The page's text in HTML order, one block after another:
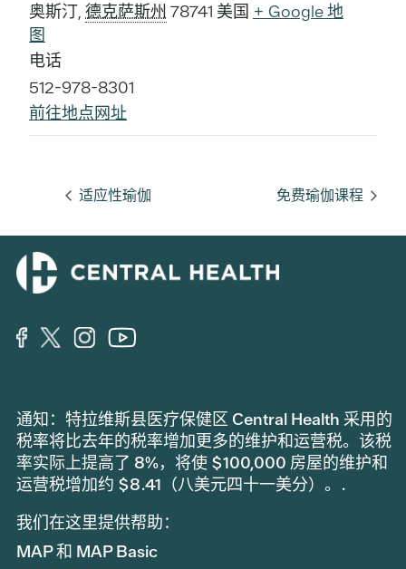
奥斯汀, 德克萨斯州 78741 美国 + Google 地
图
电话
512-978-8301
前往地点网址
适应性瑜伽 免费瑜伽课程
通知：特拉维斯县医疗保健区 Central Health 采用的
税率将比去年的税率增加更多的维护和运营税。该税
率实际上提高了 8%，将使 $100,000 房屋的维护和
运营税增加约 $8.41（八美元四十一美分）。.
我们在这里提供帮助：
MAP 和 MAP Basic